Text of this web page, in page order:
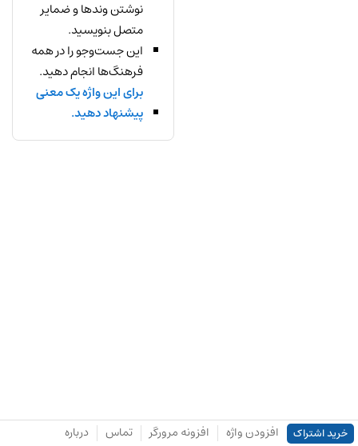
نوشتن وندها و ضمایر
متصل بنویسید.
این جست‌وجو را در همه
فرهنگ‌ها انجام دهید.
برای این واژه یک معنی
پیشنهاد دهید.
خرید اشتراک افزودن واژه افزونه مرورگر تماس درباره